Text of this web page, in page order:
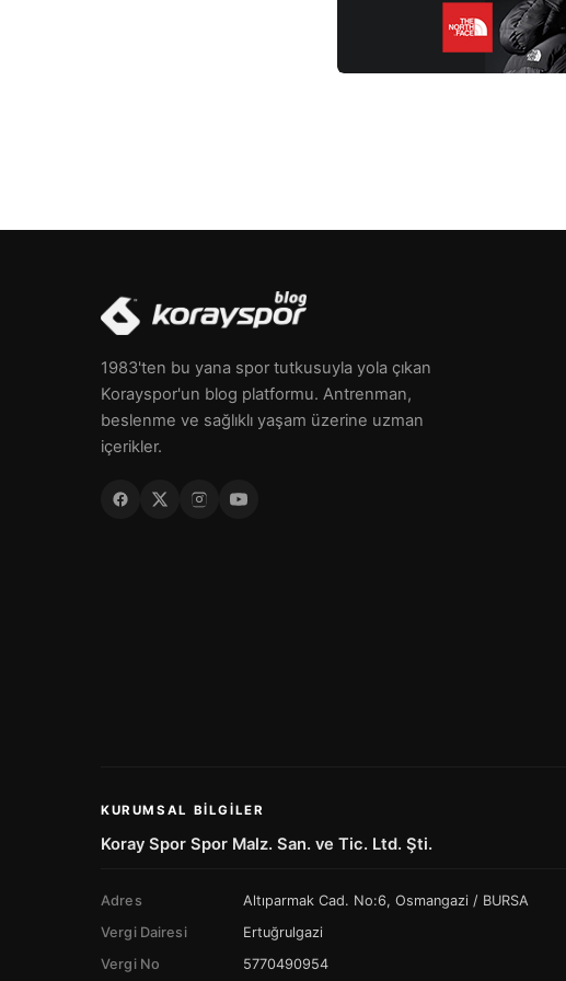
1983'ten bu yana spor tutkusuyla yola çıkan
Korayspor'un blog platformu. Antrenman,
beslenme ve sağlıklı yaşam üzerine uzman
içerikler.
KURUMSAL BILGILER
Koray Spor Spor Malz. San. ve Tic. Ltd. Şti.
Adres
Altıparmak Cad. No:6, Osmangazi / BURSA
Vergi Dairesi
Ertuğrulgazi
Vergi No
5770490954